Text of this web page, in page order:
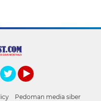
Pedoman media siber